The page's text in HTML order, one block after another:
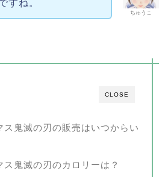
ちゅうこ
すね。
CLOSE
ス鬼滅の刃の販売はいつからい
ス鬼滅の刃のカロリーは？